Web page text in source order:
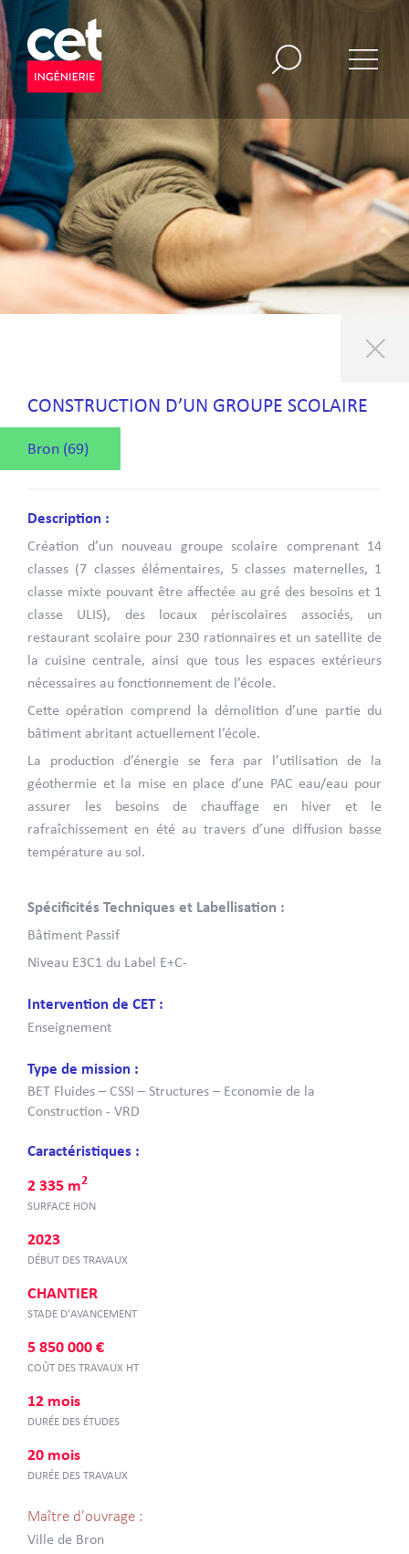
CONSTRUCTION D’UN GROUPE SCOLAIRE
Bron (69)
Description :
Création d’un nouveau groupe scolaire comprenant 14
classes (7 classes élémentaires, 5 classes maternelles, 1
classe mixte pouvant être affectée au gré des besoins et 1
classe ULIS), des locaux périscolaires associés, un
restaurant scolaire pour 230 rationnaires et un satellite de
la cuisine centrale, ainsi que tous les espaces extérieurs
nécessaires au fonctionnement de l’école.
Cette opération comprend la démolition d’une partie du
bâtiment abritant actuellement l’école.
La production d’énergie se fera par l’utilisation de la
géothermie et la mise en place d’une PAC eau/eau pour
assurer les besoins de chauffage en hiver et le
rafraîchissement en été au travers d’une diffusion basse
température au sol.
Spécificités Techniques et Labellisation :
Bâtiment Passif
Niveau E3C1 du Label E+C-
Intervention de CET :
Enseignement
Type de mission :
BET Fluides – CSSI – Structures – Economie de la
Construction - VRD
Caractéristiques :
2 335 m2
SURFACE HON
2023
DÉBUT DES TRAVAUX
CHANTIER
STADE D'AVANCEMENT
5 850 000 €
COÛT DES TRAVAUX HT
12 mois
DURÉE DES ÉTUDES
20 mois
DURÉE DES TRAVAUX
Maître d'ouvrage :
Ville de Bron